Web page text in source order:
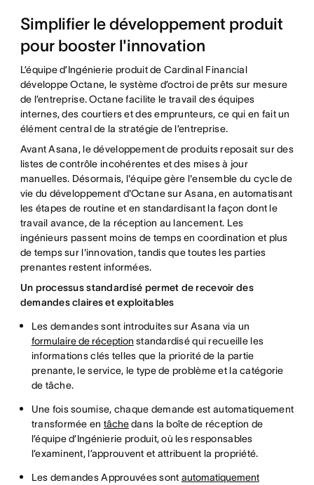
Simplifier le développement produit
pour booster l'innovation
L’équipe d’Ingénierie produit de Cardinal Financial
développe Octane, le système d’octroi de prêts sur mesure
de l’entreprise. Octane facilite le travail des équipes
internes, des courtiers et des emprunteurs, ce qui en fait un
élément central de la stratégie de l’entreprise.
Avant Asana, le développement de produits reposait sur des
listes de contrôle incohérentes et des mises à jour
manuelles. Désormais, l'équipe gère l'ensemble du cycle de
vie du développement d'Octane sur Asana, en automatisant
les étapes de routine et en standardisant la façon dont le
travail avance, de la réception au lancement. Les
ingénieurs passent moins de temps en coordination et plus
de temps sur l'innovation, tandis que toutes les parties
prenantes restent informées.
Un processus standardisé permet de recevoir des
demandes claires et exploitables
Les demandes sont introduites sur Asana via un
formulaire de réception standardisé qui recueille les
informations clés telles que la priorité de la partie
prenante, le service, le type de problème et la catégorie
de tâche.
Une fois soumise, chaque demande est automatiquement
transformée en tâchedans la boîte de réception de
l’équipe d’Ingénierie produit, où les responsables
l’examinent, l’approuvent et attribuent la propriété.
Les demandes Approuvées sont automatiquement